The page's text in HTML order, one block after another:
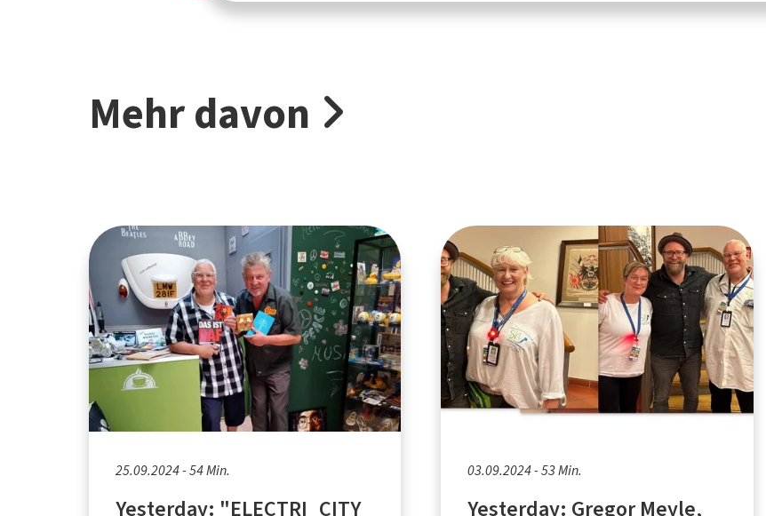
Mehr davon
25.09.2024 - 54 Min.
Yesterday: "ELECTRI_CITY
03.09.2024 - 53 Min.
Yesterday: Gregor Meyle,